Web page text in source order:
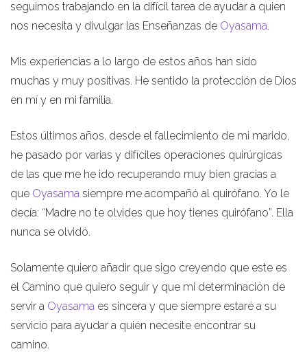
seguimos trabajando en la difícil tarea de ayudar a quien
nos necesita y divulgar las Enseñanzas de Oyasama.
Mis experiencias a lo largo de estos años han sido
muchas y muy positivas. He sentido la protección de Dios
en mí y en mi familia.
Estos últimos años, desde el fallecimiento de mi marido,
he pasado por varias y difíciles operaciones quirúrgicas
de las que me he ido recuperando muy bien gracias a
que Oyasama siempre me acompañó al quirófano. Yo le
decía: “Madre no te olvides que hoy tienes quirófano”. Ella
nunca se olvidó.
Solamente quiero añadir que sigo creyendo que este es
el Camino que quiero seguir y que mi determinación de
servir a Oyasama es sincera y que siempre estaré a su
servicio para ayudar a quién necesite encontrar su
camino.